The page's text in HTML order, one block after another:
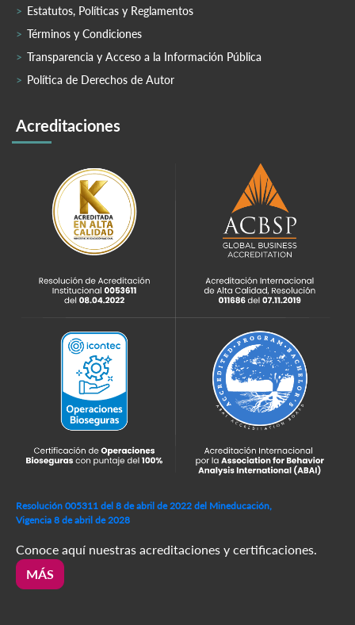
Estatutos, Políticas y Reglamentos
Términos y Condiciones
Transparencia y Acceso a la Información Pública
Política de Derechos de Autor
Acreditaciones
Resolución 005311 del 8 de abril de 2022 del Mineducación,
Vigencia 8 de abril de 2028
Conoce aquí nuestras acreditaciones y certificaciones.
MÁS